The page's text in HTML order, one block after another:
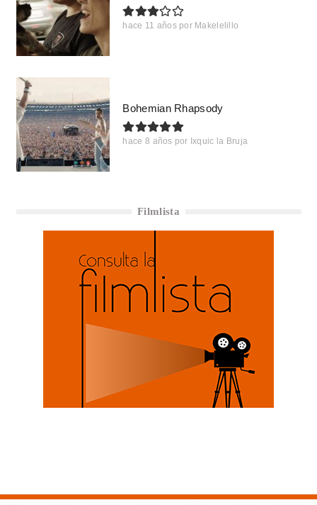
hace 11 años por Makelelillo
Bohemian Rhapsody
hace 8 años por Ixquic la Bruja
Filmlista